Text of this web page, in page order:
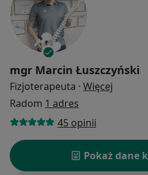
mgr Marcin Łuszczyński
Fizjoterapeuta · Więcej
Radom 1 adres
45 opinii
Pokaż dane